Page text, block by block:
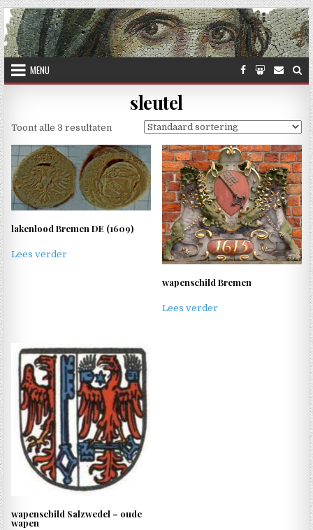
Skip to content
MENU
sleutel
Toont alle 3 resultaten
lakenlood Bremen DE (1609)
Lees verder
wapenschild Bremen
Lees verder
wapenschild Salzwedel – oude
wapen